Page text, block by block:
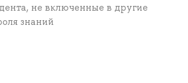
не включенные в другие
знаний